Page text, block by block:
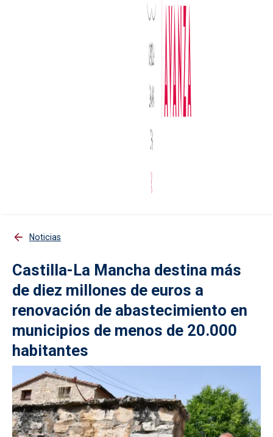
Noticias
Castilla-La Mancha destina más
de diez millones de euros a
renovación de abastecimiento en
municipios de menos de 20.000
habitantes